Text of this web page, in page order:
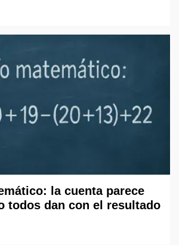
la cuenta parece
todos dan con el resultado